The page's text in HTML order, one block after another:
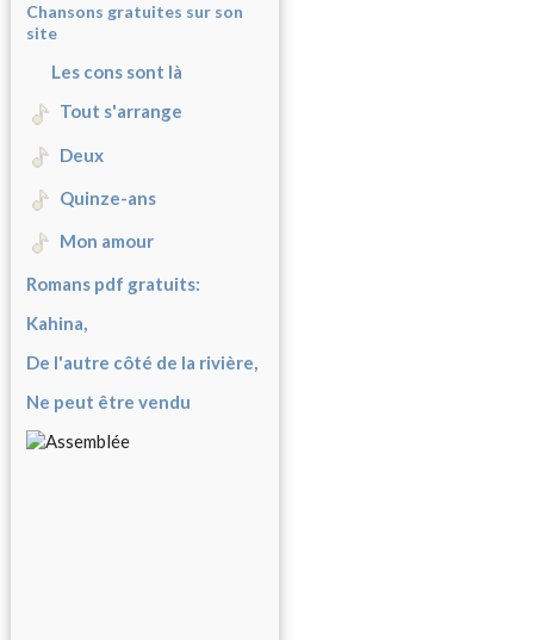
Chansons gratuites sur son
site
Les cons sont là
Tout s'arrange
Deux
Quinze-ans
Mon amour
Romans pdf gratuits:
Kahina,
De l'autre côté de la rivière,
Ne peut être vendu